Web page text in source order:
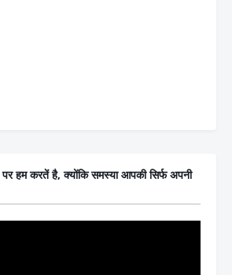
हम करतें है, क्योंकि समस्या आपकी सिर्फ अपनी